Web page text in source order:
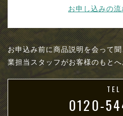
お申し込みの流
お申込み前に商品説明を会って
業担当スタッフがお客様のもと
TEL
0120-